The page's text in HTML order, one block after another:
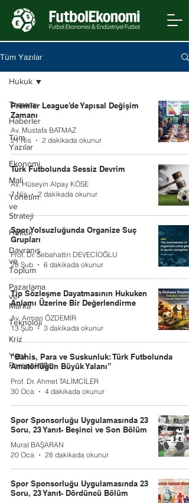
Tüm Yazılar
Tamamı
Haberler
Tüm
Yazılar
Ekonomi
Mali
Yönetim
ve
Strateji
Hukuk
Davranış
ve
Toplum
Pazarlama
ve
Marka
Teknoloji
Kriz
Yeni
Perspektifler
Hukuk
Premier League’de Yapısal Değişim
Zamanı
Av. Mustafa BATMAZ
21 Nis
2 dakikada okunur
Türk Futbolunda Sessiz Devrim
Av. Hüseyin Alpay KÖSE
7 Nis
2 dakikada okunur
Spor Yolsuzluğunda Organize Suç
Grupları
Prof. Dr. Sebahattin DEVECİOĞLU
28 Şub
6 dakikada okunur
Tip Sözleşme Dayatmasının Hukuken
Anlamı Üzerine Bir Değerlendirme
Av. Arman ÖZDEMİR
13 Şub
3 dakikada okunur
“Bahis, Para ve Suskunluk: Türk Futbolunda
Amatörlüğün Büyük Yalanı”
Prof. Dr. Ahmet TALİMCİLER
30 Oca
4 dakikada okunur
Spor Sponsorluğu Uygulamasında 23
Soru, 23 Yanıt- Beşinci ve Son Bölüm
Murat BAŞARAN
20 Oca
28 dakikada okunur
Spor Sponsorluğu Uygulamasında 23
Soru, 23 Yanıt- Dördüncü Bölüm